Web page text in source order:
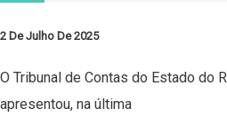
2 De Julho De 2025
O Tribunal de Contas do Estado do
apresentou, na última